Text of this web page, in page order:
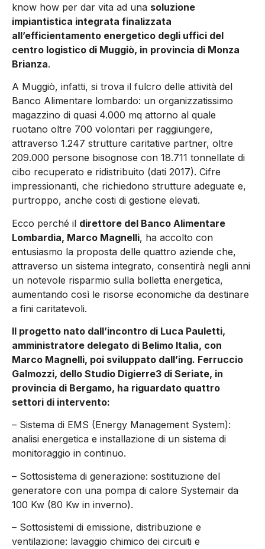
know how per dar vita ad una soluzione
impiantistica integrata finalizzata
all’efficientamento energetico degli uffici del
centro logistico di Muggiò, in provincia di Monza
Brianza.
A Muggiò, infatti, si trova il fulcro delle attività del
Banco Alimentare lombardo: un organizzatissimo
magazzino di quasi 4.000 mq attorno al quale
ruotano oltre 700 volontari per raggiungere,
attraverso 1.247 strutture caritative partner, oltre
209.000 persone bisognose con 18.711 tonnellate di
cibo recuperato e ridistribuito (dati 2017). Cifre
impressionanti, che richiedono strutture adeguate e,
purtroppo, anche costi di gestione elevati.
Ecco perché il direttore del Banco Alimentare
Lombardia, Marco Magnelli, ha accolto con
entusiasmo la proposta delle quattro aziende che,
attraverso un sistema integrato, consentirà negli anni
un notevole risparmio sulla bolletta energetica,
aumentando così le risorse economiche da destinare
a fini caritatevoli.
Il progetto nato dall’incontro di Luca Pauletti,
amministratore delegato di Belimo Italia, con
Marco Magnelli, poi sviluppato dall’ing. Ferruccio
Galmozzi, dello Studio Digierre3 di Seriate, in
provincia di Bergamo, ha riguardato quattro
settori di intervento:
– Sistema di EMS (Energy Management System):
analisi energetica e installazione di un sistema di
monitoraggio in continuo.
– Sottosistema di generazione: sostituzione del
generatore con una pompa di calore Systemair da
100 Kw (80 Kw in inverno).
– Sottosistemi di emissione, distribuzione e
ventilazione: lavaggio chimico dei circuiti e